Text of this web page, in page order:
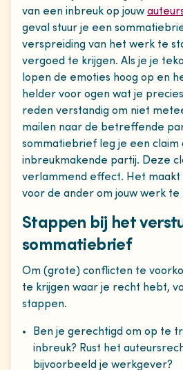
van een inbreuk op jouw
geval stuur je een
verspreiding van het werk te
vergoed te krijgen. Als je je
lopen de emoties hoog op en
helder voor ogen wat je
reden verstandig om niet
mailen naar de betreffende
sommatiebrief leg je een claim
inbreukmakende partij. Deze
verlammend effect. Het
voor de ander om jouw werk te
Stappen bij het
sommatiebrief
Om (grote) conflicten te
te krijgen waar je recht hebt,
stappen.
Ben je gerechtigd om op te
inbreuk? Rust het
bijvoorbeeld je werkgever?